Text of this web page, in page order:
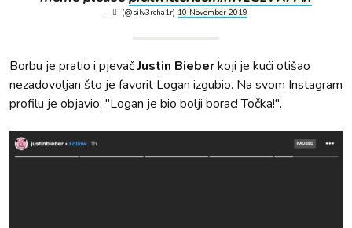
— ً (@silv3rcha1r) 10 November 2019
Borbu je pratio i pjevačJustin Bieberkoji je kući otišao
nezadovoljan što je favorit Logan izgubio. Na svom Instagram
profilu je objavio: "Logan je bio bolji borac! Točka!".